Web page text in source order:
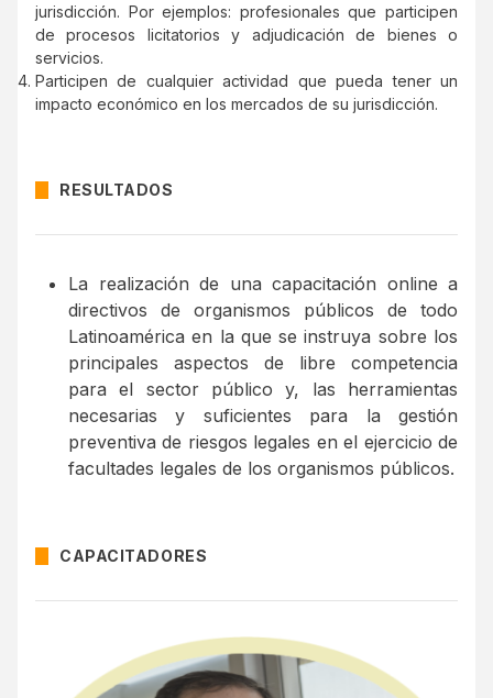
jurisdicción. Por ejemplos: profesionales que participen
de procesos licitatorios y adjudicación de bienes o
servicios.
Participen de cualquier actividad que pueda tener un
impacto económico en los mercados de su jurisdicción.
RESULTADOS
La realización de una capacitación online a
directivos de organismos públicos de todo
Latinoamérica en la que se instruya sobre los
principales aspectos de libre competencia
para el sector público y, las herramientas
necesarias y suficientes para la gestión
preventiva de riesgos legales en el ejercicio de
facultades legales de los organismos públicos.
CAPACITADORES